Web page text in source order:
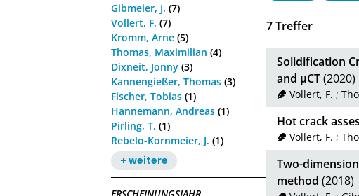
Gibmeier, J. (7)
Vollert, F. (7)
Kromm, Arne (5)
Thomas, Maximilian (4)
Dixneit, Jonny (3)
Kannengießer, Thomas (3)
Fischer, Tobias (1)
Hannemann, Andreas (1)
Pirling, T. (1)
Rebelo-Kornmeier, J. (1)
+ weitere
7Treffer
Solidification
and μCT(2020)
Vollert, F. ;
Hot crack
Vollert, F. ;
Two-
method (2018)